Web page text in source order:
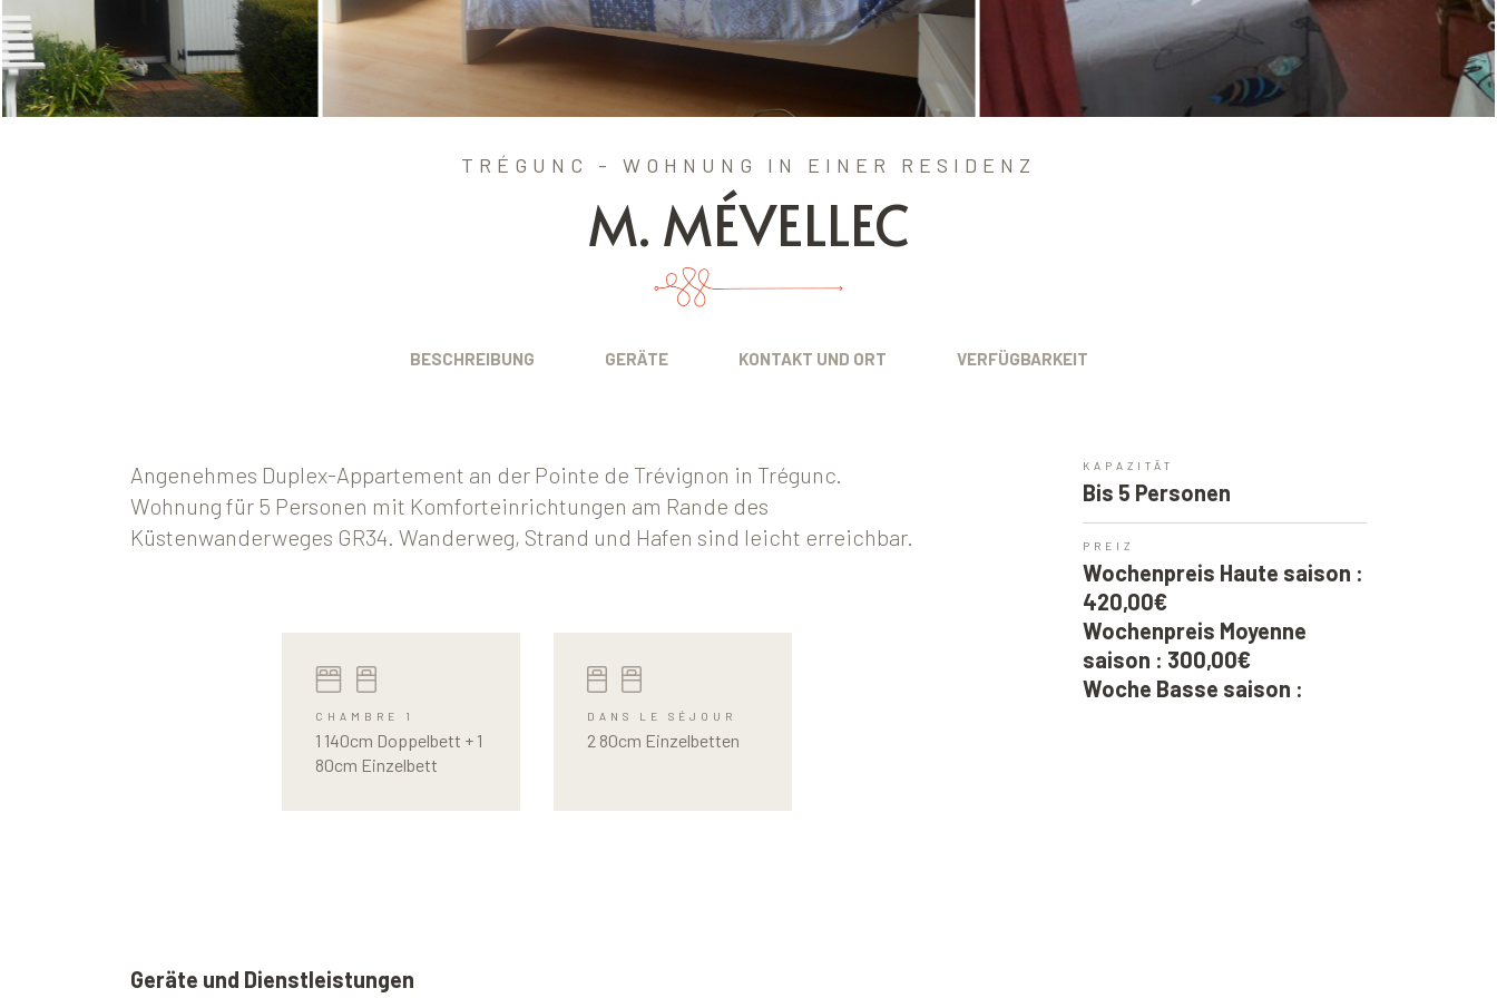
TRÉGUNC - WOHNUNG IN EINER RESIDENZ
M. MÉVELLEC
BESCHREIBUNG GERÄTE KONTAKT UND ORT VERFÜGBARKEIT
Angenehmes Duplex-Appartement an der Pointe de Trévignon in Trégunc.
Wohnung für 5 Personen mit Komforteinrichtungen am Rande des
Küstenwanderweges GR34. Wanderweg, Strand und Hafen sind leicht erreichbar.
CHAMBRE 1
1 140cm Doppelbett + 1
80cm Einzelbett
DANS LE SÉJOUR
2 80cm Einzelbetten
Geräte und Dienstleistungen
KAPAZITÄT
Bis 5 Personen
PREIZ
Wochenpreis Haute saison :
420,00€
Wochenpreis Moyenne
saison : 300,00€
Woche Basse saison :